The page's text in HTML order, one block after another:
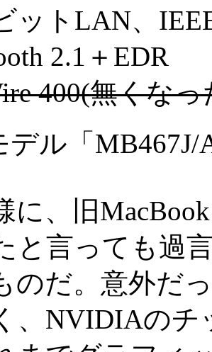
ットLAN、
2.1＋EDR
400(無くなっ
デル「
、旧
と言っても過
のだ。意外だ
、NVIDIAのチ